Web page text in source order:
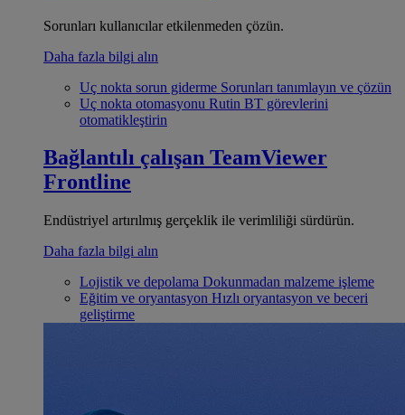
Sorunları kullanıcılar etkilenmeden çözün.
Daha fazla bilgi alın
Uç nokta sorun giderme Sorunları tanımlayın ve çözün
Uç nokta otomasyonu Rutin BT görevlerini
otomatikleştirin
Bağlantılı çalışan TeamViewer
Frontline
Endüstriyel artırılmış gerçeklik ile verimliliği sürdürün.
Daha fazla bilgi alın
Lojistik ve depolama Dokunmadan malzeme işleme
Eğitim ve oryantasyon Hızlı oryantasyon ve beceri
geliştirme